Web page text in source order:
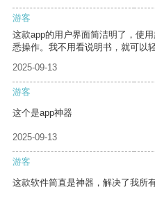
游客
这款app的用户界面简洁明了，使
悉操作。我不用看说明书，就可以
2025-09-13
游客
这个是app神器
2025-09-13
游客
这款软件简直是神器，解决了我所有